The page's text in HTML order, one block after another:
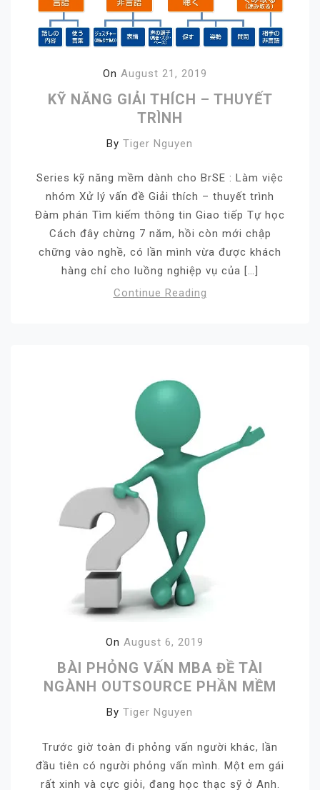
On August 21, 2019
KỸ NĂNG GIẢI THÍCH – THUYẾT
TRÌNH
By Tiger Nguyen
Series kỹ năng mềm dành cho BrSE : Làm việc
nhóm Xử lý vấn đề Giải thích – thuyết trình
Đàm phán Tìm kiếm thông tin Giao tiếp Tự học
Cách đây chừng 7 năm, hồi còn mới chập
chững vào nghề, có lần mình vừa được khách
hàng chỉ cho luồng nghiệp vụ của […]
Continue Reading
On August 6, 2019
BÀI PHỎNG VẤN MBA ĐỀ TÀI
NGÀNH OUTSOURCE PHẦN MỀM
By Tiger Nguyen
Trước giờ toàn đi phỏng vấn người khác, lần
đầu tiên có người phỏng vấn mình. Một em gái
rất xinh và cực giỏi, đang học thạc sỹ ở Anh.